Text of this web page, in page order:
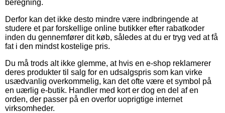
beregning.
Derfor kan det ikke desto mindre være indbringende at
studere et par forskellige online butikker efter rabatkoder
inden du gennemfører dit køb, således at du er tryg ved at få
fat i den mindst kostelige pris.
Du må trods alt ikke glemme, at hvis en e-shop reklamerer
deres produkter til salg for en udsalgspris som kan virke
usædvanlig overkommelig, kan det ofte være et symbol på
en uærlig e-butik. Handler med kort er dog en del af en
orden, der passer på en overfor uoprigtige internet
virksomheder.